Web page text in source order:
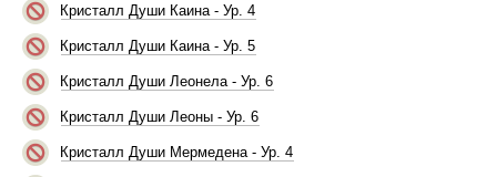
Кристалл Души Каина - Ур. 4
Кристалл Души Каина - Ур. 5
Кристалл Души Леонела - Ур. 6
Кристалл Души Леоны - Ур. 6
Кристалл Души Мермедена - Ур. 4